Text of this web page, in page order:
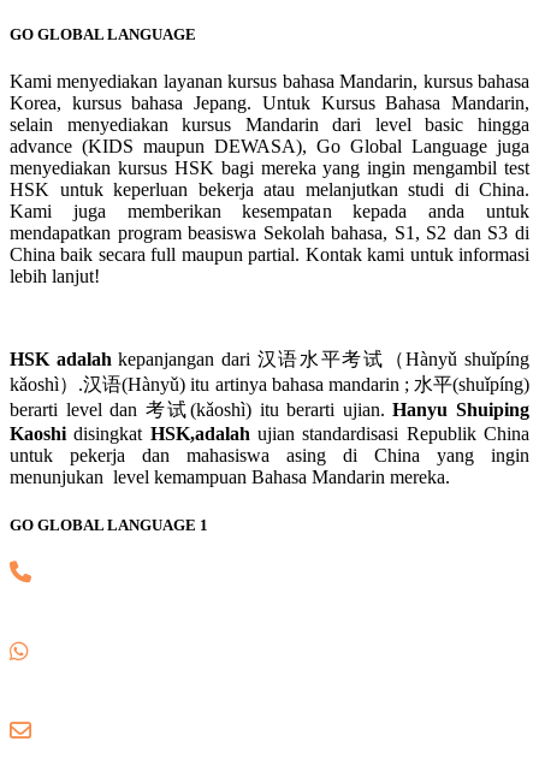
GO GLOBAL LANGUAGE
Kami menyediakan layanan kursus bahasa Mandarin, kursus bahasa
Korea, kursus bahasa Jepang. Untuk Kursus Bahasa Mandarin,
selain menyediakan kursus Mandarin dari level basic hingga
advance (KIDS maupun DEWASA), Go Global Language juga
menyediakan kursus HSK bagi mereka yang ingin mengambil test
HSK untuk keperluan bekerja atau melanjutkan studi di China.
Kami juga memberikan kesempatan kepada anda untuk
mendapatkan program beasiswa Sekolah bahasa, S1, S2 dan S3 di
China baik secara full maupun partial. Kontak kami untuk informasi
lebih lanjut!
HSK adalahkepanjangan dari 汉语水平考试（Hànyǔ shuǐpíng
kǎoshì）.汉语(Hànyǔ) itu artinya bahasa mandarin ; 水平(shuǐpíng)
berarti level dan 考试(kǎoshì) itu berarti ujian.Hanyu Shuiping
Kaoshidisingkat HSK,adalahujian standardisasi Republik China
untuk pekerja dan mahasiswa asing di China yang ingin
menunjukan level kemampuan Bahasa Mandarin mereka.
GO GLOBAL LANGUAGE 1